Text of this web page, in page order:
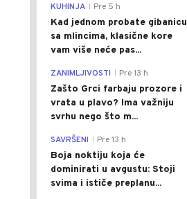
KUHINJA Pre 5 h
Kad jednom probate gibanicu
sa mlincima, klasične kore
vam više neće pas...
ZANIMLJIVOSTI Pre 13 h
Zašto Grci farbaju prozore i
vrata u plavo? Ima važniju
svrhu nego što m...
SAVRŠENI Pre 13 h
Boja noktiju koja će
dominirati u avgustu: Stoji
svima i ističe preplanu...